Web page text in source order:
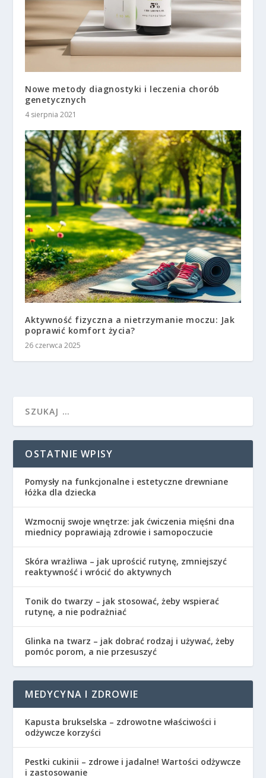
Nowe metody diagnostyki i leczenia chorób
genetycznych
4 sierpnia 2021
Aktywność fizyczna a nietrzymanie moczu: Jak
poprawić komfort życia?
26 czerwca 2025
OSTATNIE WPISY
Pomysły na funkcjonalne i estetyczne drewniane
łóżka dla dziecka
Wzmocnij swoje wnętrze: jak ćwiczenia mięśni dna
miednicy poprawiają zdrowie i samopoczucie
Skóra wrażliwa – jak uprościć rutynę, zmniejszyć
reaktywność i wrócić do aktywnych
Tonik do twarzy – jak stosować, żeby wspierać
rutynę, a nie podrażniać
Glinka na twarz – jak dobrać rodzaj i używać, żeby
pomóc porom, a nie przesuszyć
MEDYCYNA I ZDROWIE
Kapusta brukselska – zdrowotne właściwości i
odżywcze korzyści
Pestki cukinii – zdrowe i jadalne! Wartości odżywcze
i zastosowanie